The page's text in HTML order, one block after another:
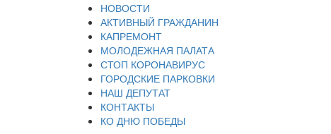
НОВОСТИ
АКТИВНЫЙ ГРАЖДАНИН
КАПРЕМОНТ
МОЛОДЕЖНАЯ ПАЛАТА
СТОП КОРОНАВИРУС
ГОРОДСКИЕ ПАРКОВКИ
НАШ ДЕПУТАТ
КОНТАКТЫ
КО ДНЮ ПОБЕДЫ